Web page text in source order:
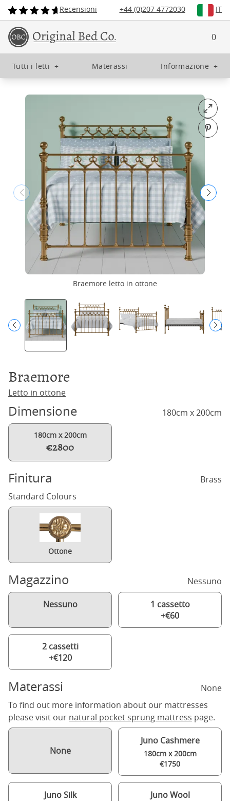
Recensioni +44 (0)207 4772030 IT
0
Tutti i letti + Materassi Informazione +
Open
Pin
Braemore letto in ottone
Braemore
Letto in ottone
Dimensione 180cm x 200cm
180cm x 200cm
€2800
Finitura
Brass
Standard Colours
Ottone
Magazzino Nessuno
Nessuno
1 cassetto
+€60
2 cassetti
+€120
Materassi
None
To find out more information about our mattresses
please visit our natural pocket sprung mattress page.
None
Juno Cashmere
180cm x 200cm
€1750
Juno Silk Juno Wool